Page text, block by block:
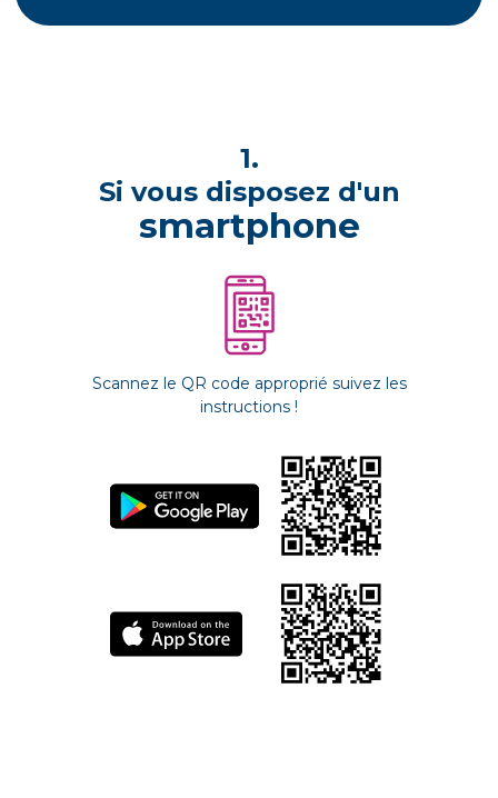
1.
Si vous disposez d'un
smartphone
Scannez le QR code approprié suivez les
instructions !